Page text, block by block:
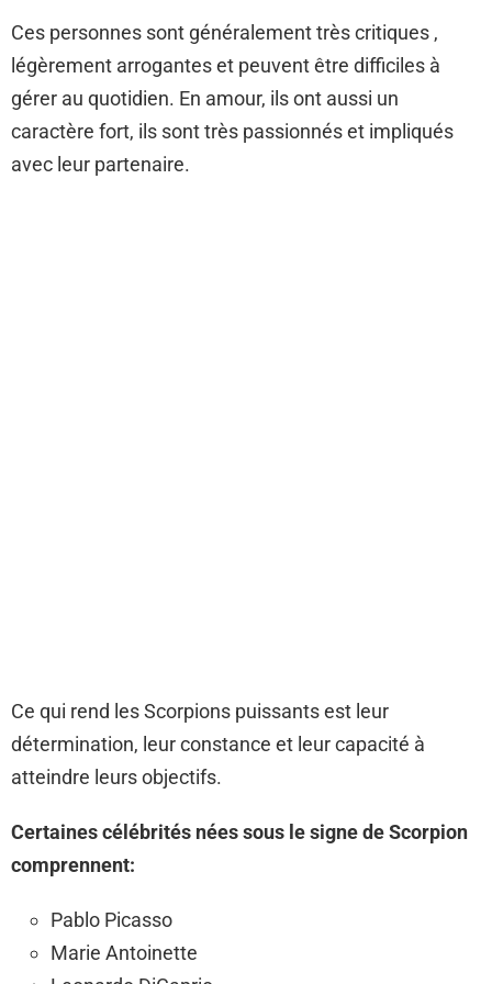
Ces personnes sont généralement très critiques ,
légèrement arrogantes et peuvent être difficiles à
gérer au quotidien. En amour, ils ont aussi un
caractère fort, ils sont très passionnés et impliqués
avec leur partenaire.
Ce qui rend les Scorpions puissants est leur
détermination, leur constance et leur capacité à
atteindre leurs objectifs.
Certaines célébrités nées sous le signe de Scorpion
comprennent:
Pablo Picasso
Marie Antoinette